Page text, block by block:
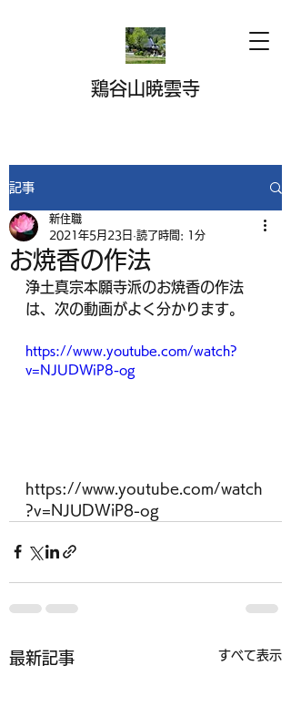
鶏谷山暁雲寺
記事
お焼香の作法
新住職
2021年5月23日 読了時間: 1分
浄土真宗本願寺派のお焼香の作法
は、次の動画がよく分かります。
https://www.youtube.com/watch?
v=NJUDWiP8-og
https://www.youtube.com/watch
?v=NJUDWiP8-og
最新記事 すべて表示